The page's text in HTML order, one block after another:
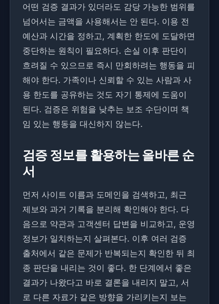
어떤 검증 결과가 있더라도 감당 가능한 범위를
넘어서는 금액을 사용해서는 안 된다. 이용 전
예산과 시간을 정하고, 계획한 한도에 도달하면
중단하는 원칙이 필요하다. 손실 이후 판단이
흐려질 수 있으므로 즉시 만회하려는 행동을 피
해야 한다. 가족이나 신뢰할 수 있는 사람과 사
용 한도를 공유하는 것도 자기 통제에 도움이
된다. 검증은 위험을 낮추는 보조 수단이며 책
임 있는 행동을 대신하지 않는다.
검증 정보를 활용하는 올바른 순
서
먼저 사이트 이름과 도메인을 검색하고, 최근
제보와 과거 기록을 분리해 확인해야 한다. 다
음으로 약관과 고객센터 답변을 비교하고, 운영
정보가 일치하는지 살펴본다. 이후 여러 검증
출처에서 같은 문제가 반복되는지 확인한 뒤 최
종 판단을 내리는 것이 좋다. 한 단계에서 좋은
결과가 나왔다고 바로 결론을 내리지 말고, 서
로 다른 자료가 같은 방향을 가리키는지 보는